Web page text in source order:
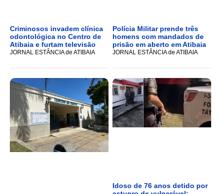
Criminosos invadem clínica
odontológica no Centro de
Atibaia e furtam televisão
JORNAL ESTÂNCIA de ATIBAIA
Polícia Militar prende três
homens com mandados de
prisão em aberto em Atibaia
JORNAL ESTÂNCIA de ATIBAIA
Idoso de 76 anos detido por